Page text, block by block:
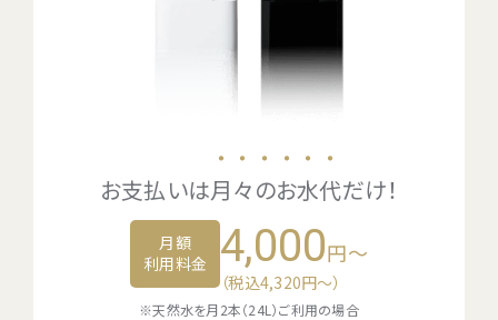
お支払いは月々のお水代
・・・・・・
だけ！
月額
利用料金
4,000円～
（税込4,320円〜）
※天然水を月2本（24L）ご利用の場合